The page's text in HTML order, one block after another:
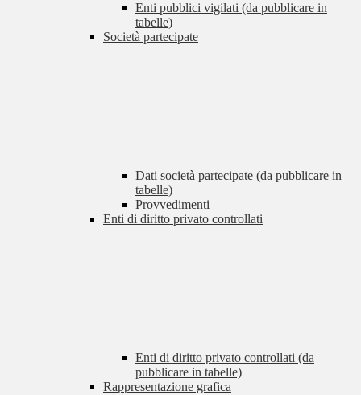
Enti pubblici vigilati (da pubblicare in
tabelle)
Società partecipate
Dati società partecipate (da pubblicare in
tabelle)
Provvedimenti
Enti di diritto privato controllati
Enti di diritto privato controllati (da
pubblicare in tabelle)
Rappresentazione grafica